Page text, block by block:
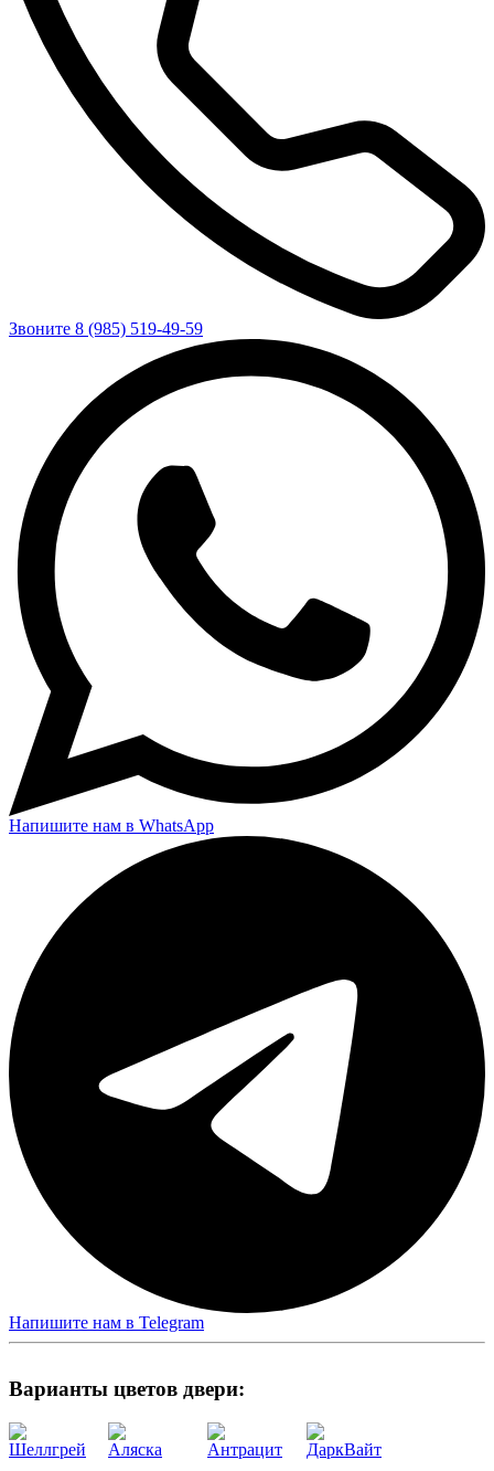
Звоните 8 (985) 519-49-59
Напишите нам в WhatsApp
Напишите нам в Telegram
Варианты цветов двери:
Шеллгрей Аляска Антрацит ДаркВайт